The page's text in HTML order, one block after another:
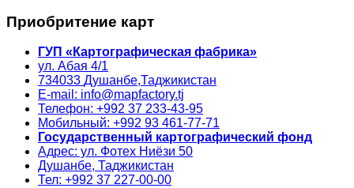
Приобритение карт
ГУП «Картографическая фабрика»
ул. Абая 4/1
734033 Душанбе,Таджикистан
E-mail: info@mapfactory.tj
Телефон: +992 37 233-43-95
Мобильный: +992 93 461-77-71
Государственный картографический фонд
Адрес: ул. Фотех Ниёзи 50
Душанбе, Таджикистан
Тел: +992 37 227-00-00